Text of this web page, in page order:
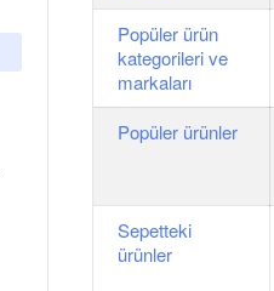
Popüler ürün
kategorileri ve
markaları
Popüler ürünler
Sepetteki
ürünler